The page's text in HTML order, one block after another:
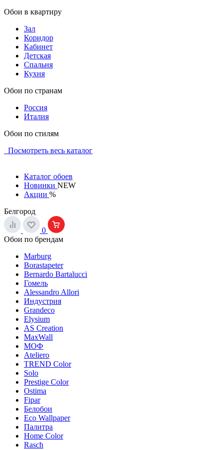
Обои в квартиру
Зал
Коридор
Кабинет
Детская
Спальня
Кухня
Обои по странам
Россия
Италия
Обои по стилям
Посмотреть весь каталог
Каталог обоев
Новинки NEW
Акции %
Белгород
0
Обои по брендам
Marburg
Borastapeter
Bernardo Bartalucci
Гомель
Alessandro Allori
Индустрия
Grandeco
Elysium
AS Creation
MaxWall
МОФ
Ateliero
TREND Color
Solo
Prestige Color
Ostima
Fipar
Белобои
Eco Wallpaper
Палитра
Home Color
Rasch